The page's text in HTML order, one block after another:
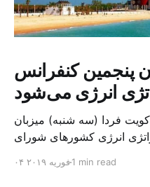
پنجمین کنفرانس
انرژی می‌شود
فردا (سه شنبه) میزبان
انرژی کشورهای شورای
و گاز در این کنفرانس
۰۴ فوریه ۲۰۱۹1 min read